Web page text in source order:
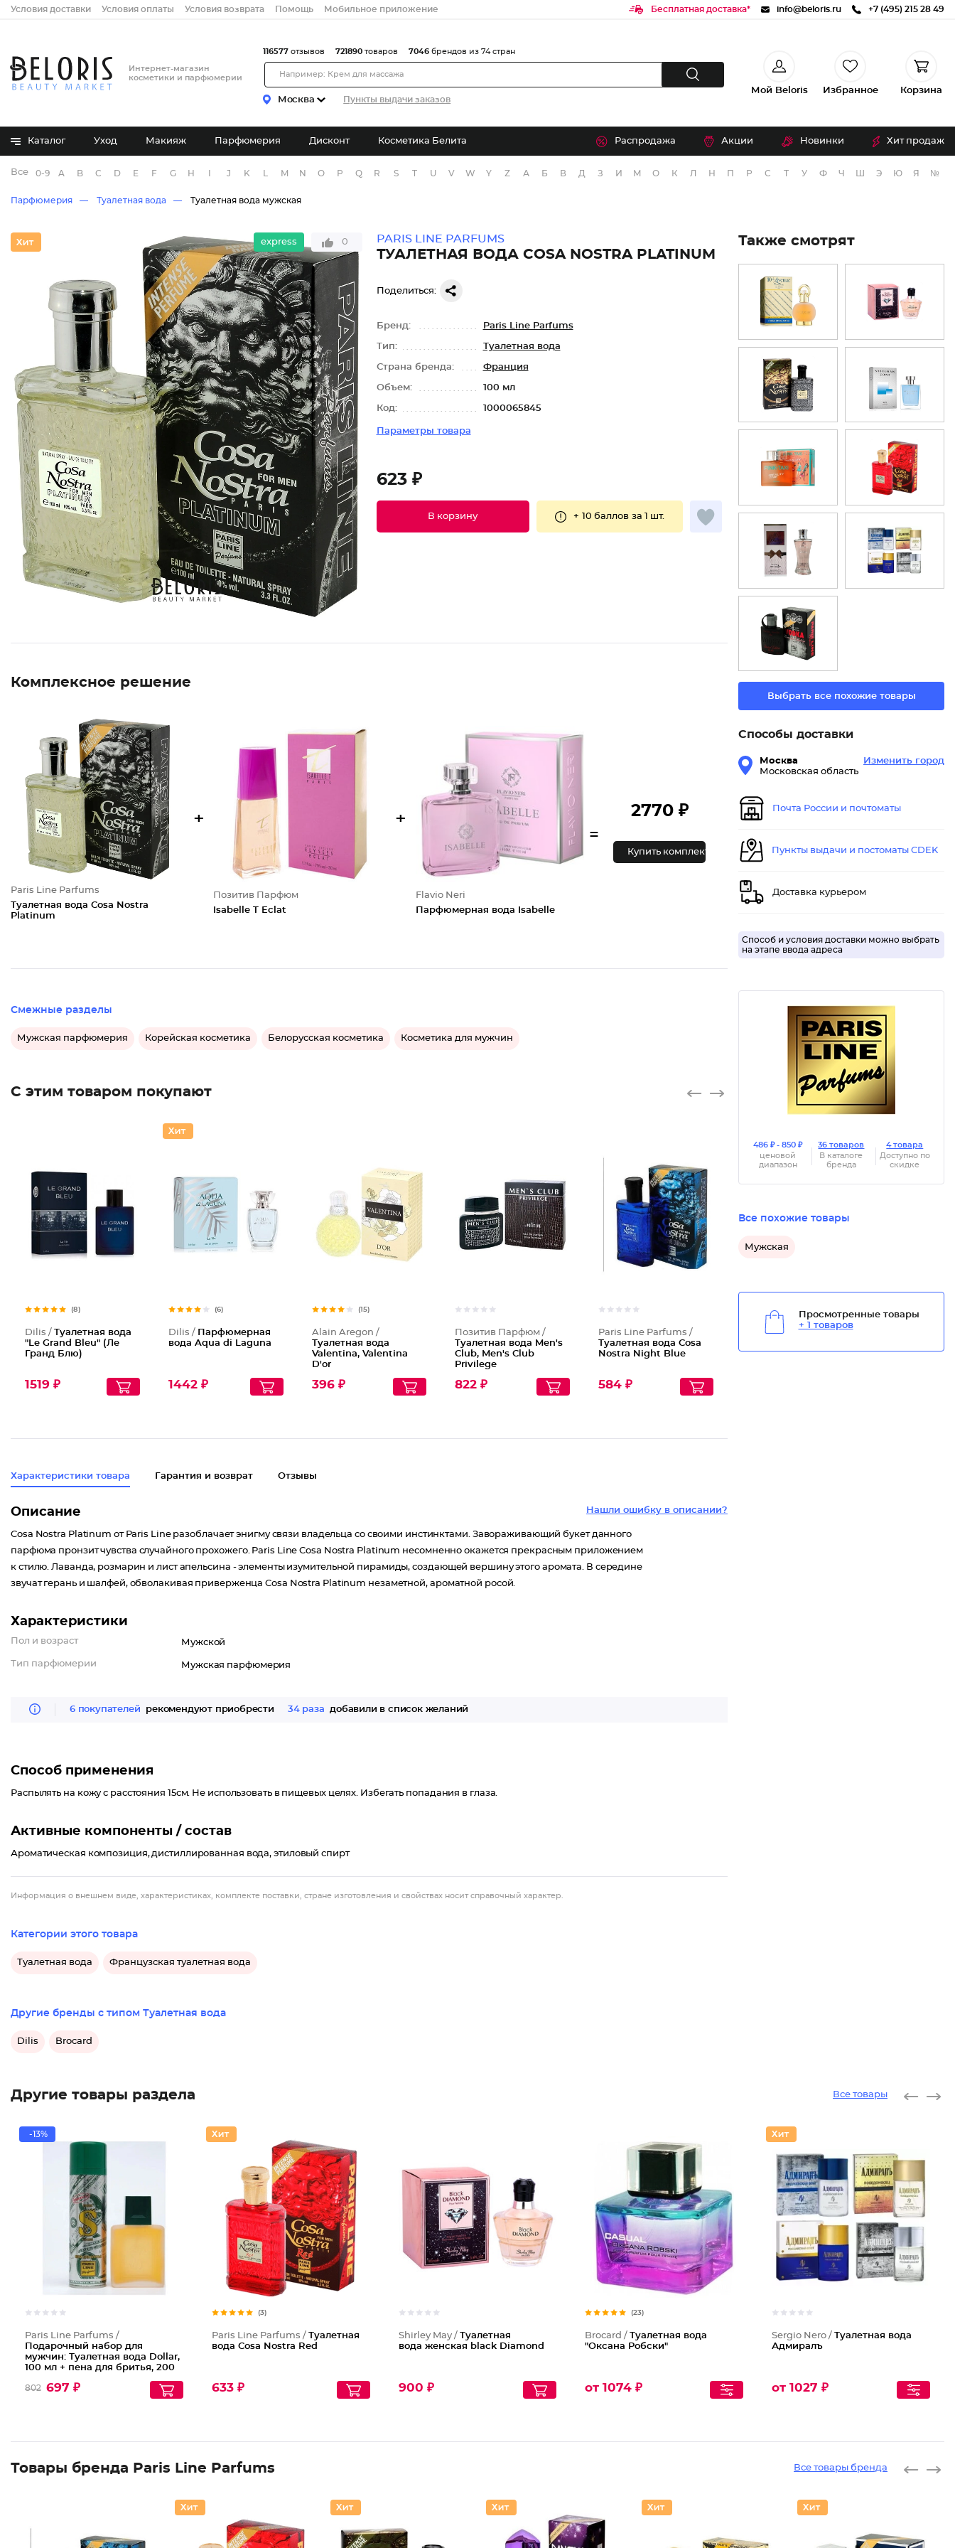
Условия доставки Условия оплаты Условия возврата Помощь Мобильное приложение Бесплатная доставка* info@beloris.ru +7 (495) 215 28 49
Интернет-магазин
косметики и парфюмерии
Москва Пункты выдачи заказов
116577 отзывов 721890 товаров 7046 брендов из 74 стран
Мой Beloris Избранное Корзина
Каталог Уход Макияж Парфюмерия Дисконт Косметика Белита Распродажа Акции Новинки Хит продаж
Все бренды
0-9 A B C D E F G H J K M N O P Q R S T U V W Y Z А Б В Д З И М О К Л Н П Р С Т У Ф Ч Э Ю Я №
Парфюмерия Туалетная вода Туалетная вода мужская
express 0 PARIS LINE PARFUMS
ТУАЛЕТНАЯ ВОДА COSA NOSTRA PLATINUM
Поделиться:
Бренд: Paris Line Parfums
Тип: Туалетная вода
Страна бренда: Франция
Объем: 100 мл
Код: 1000065845
Параметры товара
623 ₽
В корзину + 10 баллов за 1 шт.
Комплексное решение
Paris Line Parfums
Туалетная вода Cosa Nostra
Platinum
+
Позитив Парфюм
Isabelle T Eclat
+
Flavio Neri
Парфюмерная вода Isabelle
=
2770 ₽
Купить комплект
Смежные разделы
Мужская парфюмерия Корейская косметика Белорусская косметика Косметика для мужчин
С этим товаром покупают
(8)
Dilis / Туалетная вода
"Le Grand Bleu" (Ле
Гранд Блю)
1519 ₽
(6)
Dilis / Парфюмерная
вода Aqua di Laguna
1442 ₽
Туалетн
(15)
Alain Aregon /
Туалетная вода
Valentina, Valentina
D'or
396 ₽
Туалетн
Позитив Парфюм /
Туалетная вода Men's
Club, Men's Club
Privilege
822 ₽
Paris Line Parfums /
Туалетная вода Cosa
Nostra Night Blue
584 ₽
Характеристики товара Гарантия и возврат Отзывы
Нашли ошибку в описании?
Описание
Cosa Nostra Platinum от Paris Line разоблачает энигму связи владельца со своими инстинктами. Завораживающий букет данного
парфюма пронзит чувства случайного прохожего. Paris Line Cosa Nostra Platinum несомненно окажется прекрасным приложением
к стилю. Лаванда, розмарин и лист апельсина - элементы изумительной пирамиды, создающей вершину этого аромата. В середине
звучат герань и шалфей, обволакивая приверженца Cosa Nostra Platinum незаметной, ароматной росой.
Характеристики
Пол и возраст Мужской
Тип парфюмерии Мужская парфюмерия
6 покупателей рекомендуют приобрести 34 раза добавили в список желаний
Способ применения
Распылять на кожу с расстояния 15см. Не использовать в пищевых целях. Избегать попадания в глаза.
Активные компоненты / состав
Ароматическая композиция, дистиллированная вода, этиловый спирт
Информация о внешнем виде, характеристиках, комплекте поставки, стране изготовления и свойствах носит справочный характер.
Также смотрят
Выбрать все похожие товары
Способы доставки
Москва
Московская область
Изменить город
Почта России и почтоматы
Пункты выдачи и постоматы CDEK
Доставка курьером
Способ и условия доставки можно выбрать
на этапе ввода адреса
486 ₽ - 850 ₽
ценовой
диапазон
36 товаров
В каталоге
бренда
4 товара
Доступно по
скидке
Все похожие товары
Мужская
Просмотренные товары
+ 1 товаров
Категории этого товара
Туалетная вода Французская туалетная вода
Другие бренды с типом Туалетная вода
Dilis Brocard
Другие товары раздела Все товары
-13%
Paris Line Parfums /
Подарочный набор для
мужчин: Туалетная вода Dollar,
100 мл + пена для бритья, 200
802 697 ₽
(3)
Paris Line Parfums / Туалетная
вода Cosa Nostra Red
633 ₽
Shirley May / Туалетная
вода женская black Diamond
900 ₽
(23)
Brocard /Туалетная вода
"Оксана Робски"
от 1074 ₽
Sergio Nero /Туалетная вода
Адмиралъ
от 1027 ₽
Товары бренда Paris Line Parfums Все товары бренда